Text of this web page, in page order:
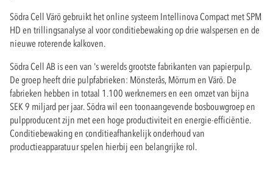
Södra Cell Värö gebruikt het online systeem Intellinova Compact met SPM
HD en trillingsanalyse al voor conditiebewaking op drie walspersen en de
nieuwe roterende kalkoven.
Södra Cell AB is een van 's werelds grootste fabrikanten van papierpulp.
De groep heeft drie pulpfabrieken: Mönsterås, Mörrum en Värö. De
fabrieken hebben in totaal 1.100 werknemers en een omzet van bijna
SEK 9 miljard per jaar. Södra wil een toonaangevende bosbouwgroep en
pulpproducent zijn met een hoge productiviteit en energie-efficiëntie.
Conditiebewaking en conditieafhankelijk onderhoud van
productieapparatuur spelen hierbij een belangrijke rol.